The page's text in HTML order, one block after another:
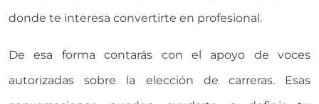
donde te interesa convertirte en profesional.
De esa forma contarás con el apoyo de voces
autorizadas sobre la elección de carreras. Esas